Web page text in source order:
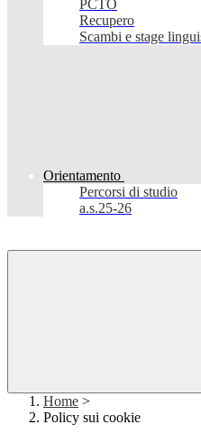
PCTO
Recupero
Scambi e stage
Orientamento
Percorsi di studio
a.s.25-26
Home >
Policy sui cookie